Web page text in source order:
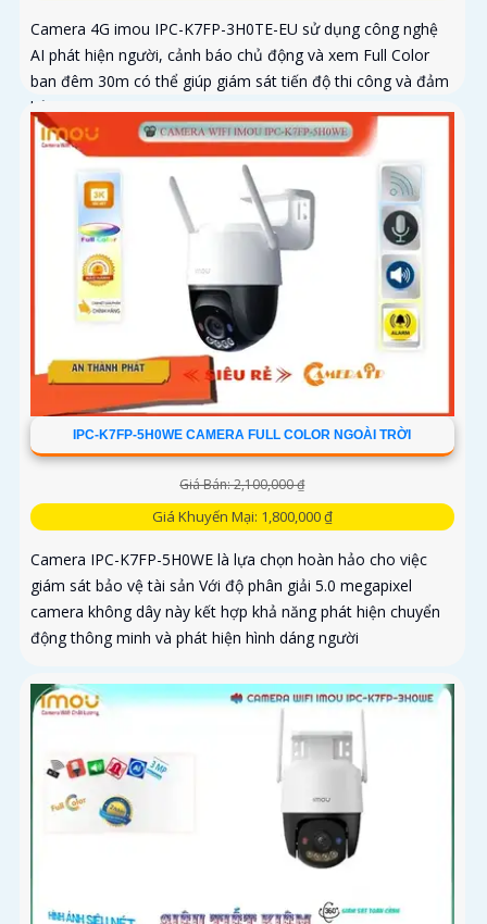
Camera 4G imou IPC-K7FP-3H0TE-EU sử dụng công nghệ
AI phát hiện người, cảnh báo chủ động và xem Full Color
ban đêm 30m có thể giúp giám sát tiến độ thi công và đảm
bảo an ninh cho công trình xây dựng, đặc biệt là trong
những khu vực mà việc đi lại khó khăn hoặc không có sẵn
kết nối mạng ổn định. Camera IPC-K7FP-3H0TE-EU sử dụng
công nghệ nhận diện người và động vật, kết hợp Wifi không
IPC-K7FP-5H0WE CAMERA FULL COLOR NGOÀI TRỜI
Giá Bán: 2,100,000 ₫
Giá Khuyến Mại: 1,800,000 ₫
Camera IPC-K7FP-5H0WE là lựa chọn hoàn hảo cho việc
giám sát bảo vệ tài sản Với độ phân giải 5.0 megapixel
camera không dây này kết hợp khả năng phát hiện chuyển
động thông minh và phát hiện hình dáng người